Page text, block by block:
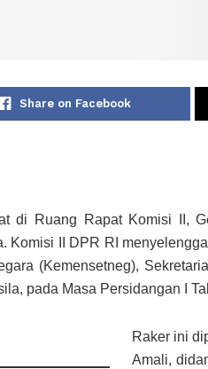
Share on Facebook
di Ruang Rapat Komisi II,
Komisi II DPR RI
(Kemensetneg),
pada Masa Persidangan I
Raker ini
Amali,